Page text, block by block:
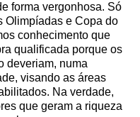
forma vergonhosa. Só
Olimpíadas e Copa do
conhecimento que
qualificada porque os
deveriam, numa
visando as áreas
Na verdade,
que geram a riqueza